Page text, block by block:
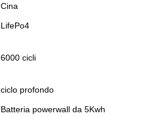
Cina
LifePo4
6000 cicli
ciclo profondo
Batteria powerwall da 5Kwh